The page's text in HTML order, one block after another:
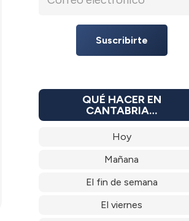
Suscribirte
QUÉ HACER EN
CANTABRIA…
Hoy
Mañana
El fin de semana
El viernes